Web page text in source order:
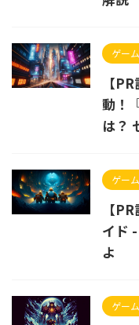
ゲーム
【
動！
は？
ゲーム
【
イド
よ
ゲーム